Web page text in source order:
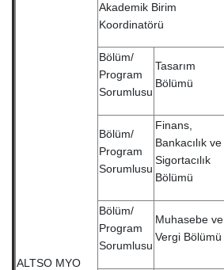
ALTSO MYO
Akademik Birim
Koordinatörü
Bölüm/
Program
Sorumlusu
Tasarım
Bölümü
Bölüm/
Program
Sorumlusu
Finans,
Bankacılık ve
Sigortacılık
Bölümü
Bölüm/
Program
Sorumlusu
Muhasebe ve
Vergi Bölümü